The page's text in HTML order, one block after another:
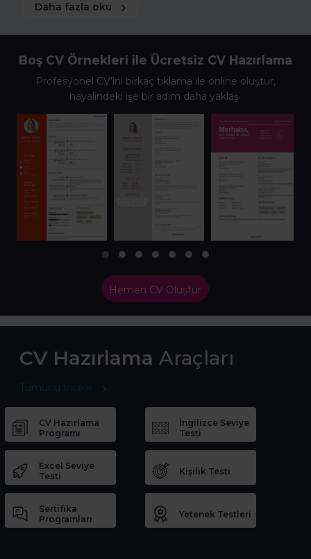
Daha fazla oku
Boş CV Örnekleri ile Ücretsiz CV Hazırlama
Profesyonel CV’ini birkaç tıklama ile online oluştur,
hayalindeki işe bir adım daha yaklaş.
Hemen CV Oluştur
CV Hazırlama Araçları
Tümünü İncele
CV Hazırlama
Programı
İngilizce Seviye
Testi
Excel Seviye
Testi
Kişilik Testi
Sertifika
Programları
Yetenek Testleri